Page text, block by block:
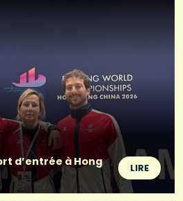
d’entrée à Hong
LIRE